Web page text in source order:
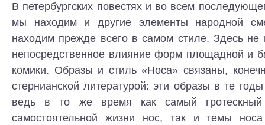
В петербургских повестях и во всем
мы находим и другие элементы народной
находим прежде всего в самом стиле. Здесь
непосредственное влияние форм площадной и
комики. Образы и стиль «Носа» связаны,
стернианской литературой: эти образы в те
ведь в то же время как самый
самостоятельной жизни нос, так и темы